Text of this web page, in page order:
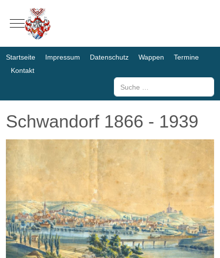
Mobile Menu Toggle
Startseite Impressum Datenschutz Wappen
Termine
Kontakt
Suchen
Schwandorf 1866 - 1939